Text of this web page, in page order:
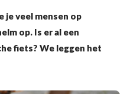
je veel mensen op
op. Is er al een
fiets? We leggen het